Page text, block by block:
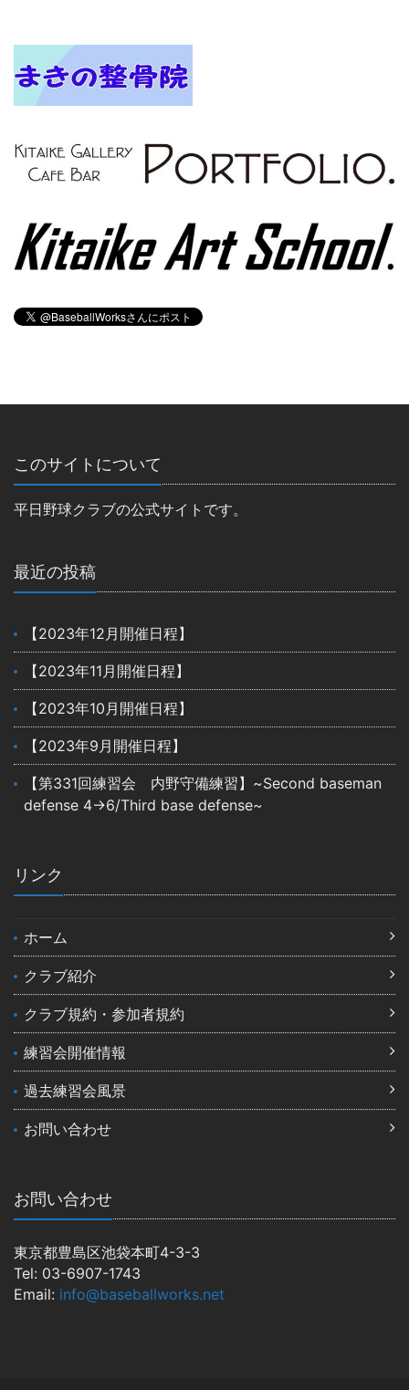
このサイトについて
平日野球クラブの公式サイトです。
最近の投稿
【2023年12月開催日程】
【2023年11月開催日程】
【2023年10月開催日程】
【2023年9月開催日程】
【第331回練習会 内野守備練習】~Second baseman
defense 4→6/Third base defense~
リンク
ホーム
クラブ紹介
クラブ規約・参加者規約
練習会開催情報
過去練習会風景
お問い合わせ
お問い合わせ
東京都豊島区池袋本町4-3-3
Tel: 03-6907-1743
Email: info@baseballworks.net